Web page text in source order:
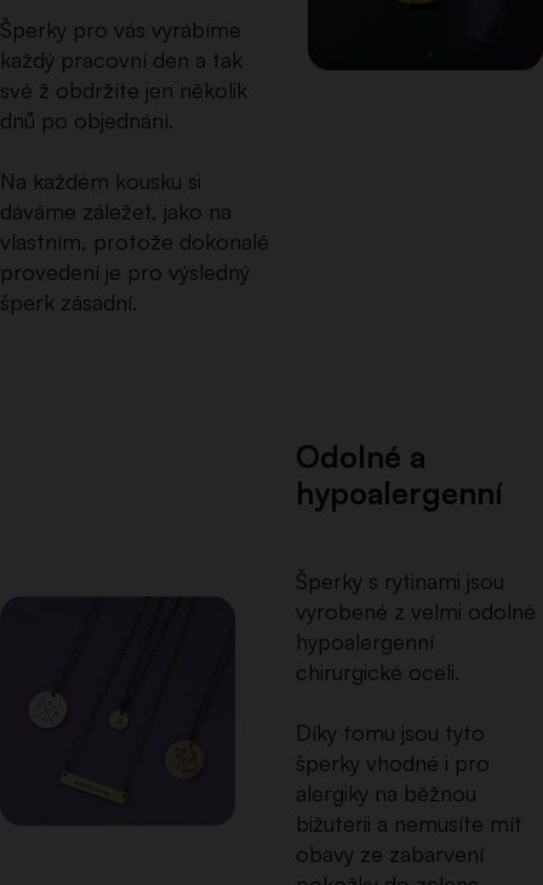
Šperky pro vás vyrábíme
každý pracovní den a tak
své ž obdržíte jen několik
dnů po objednání.
Na každém kousku si
dáváme záležet, jako na
vlastním, protože dokonalé
provedení je pro výsledný
šperk zásadní.
Odolné a
hypoalergenní
Šperky s rytinami jsou
vyrobené z velmi odolné
hypoalergenní
chirurgické oceli.
Díky tomu jsou tyto
šperky vhodné i pro
alergiky na běžnou
bižuterii a nemusíte mít
obavy ze zabarvení